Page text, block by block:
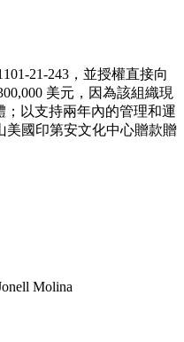
21-243，並授權直接向
美元，因為該組織現
；以支持兩年內的管理和運
美國印第安文化中心贈款贈
Molina